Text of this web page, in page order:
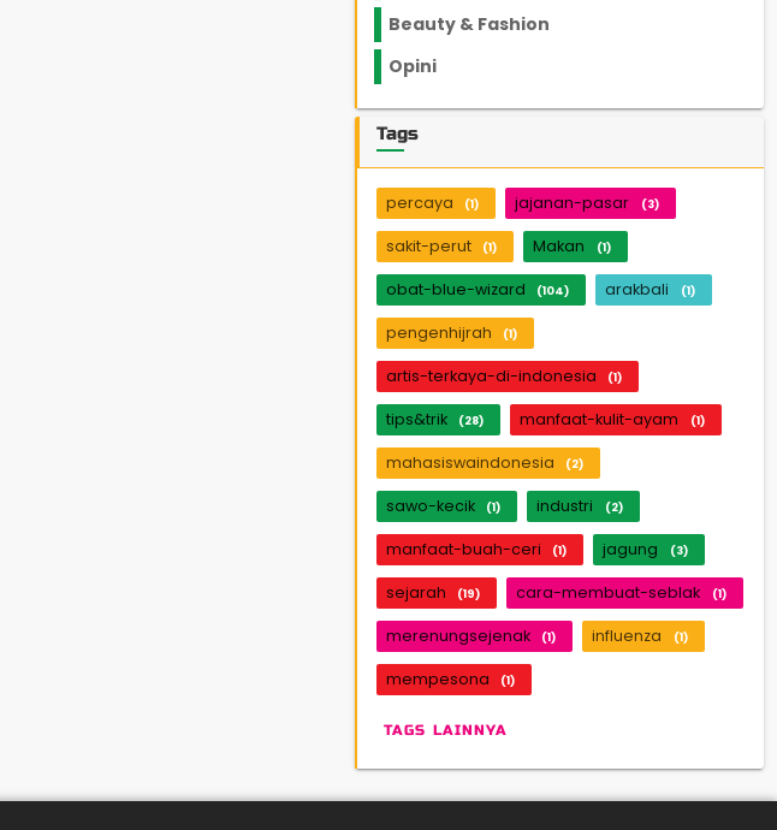
Beauty & Fashion
Opini
Tags
percaya (1) jajanan-pasar (3)
sakit-perut (1) Makan (1)
obat-blue-wizard (104) arakbali (1)
pengenhijrah (1)
artis-terkaya-di-indonesia (1)
tips&trik (28) manfaat-kulit-ayam (1)
mahasiswaindonesia (2)
sawo-kecik (1) industri (2)
manfaat-buah-ceri (1) jagung (3)
sejarah (19) cara-membuat-seblak (1)
merenungsejenak (1) influenza (1)
mempesona (1)
TAGS LAINNYA